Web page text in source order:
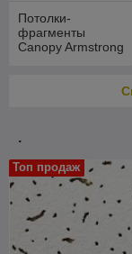
Потолки-
фрагменты
Canopy Armstrong
.
Топ продаж